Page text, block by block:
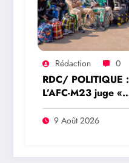
Rédaction 0
RDC/ POLITIQUE :
L’AFC-M23 juge «
insignifiante » la
libération de 15
9 Août 2026